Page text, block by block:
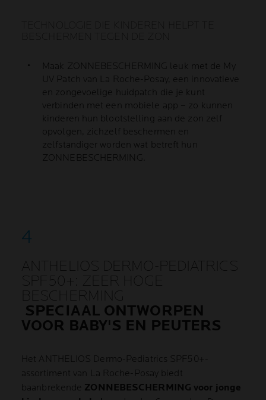
Maak ZONNEBESCHERMING leuk met de My
UV Patch van La Roche-Posay, een innovatieve
en zongevoelige huidpatch die je kunt
verbinden met een mobiele app – zo kunnen
kinderen hun blootstelling aan de zon zelf
opvolgen, zichzelf beschermen en
zelfstandiger worden wat betreft hun
ZONNEBESCHERMING.
ANTHELIOS DERMO-PEDIATRICS
SPF50+: ZEER HOGE
BESCHERMING
SPECIAAL ONTWORPEN
VOOR BABY'S EN PEUTERS
Het ANTHELIOS Dermo-Pediatrics SPF50+-
assortiment van La Roche-Posay biedt
baanbrekende ZONNEBESCHERMING voor jonge